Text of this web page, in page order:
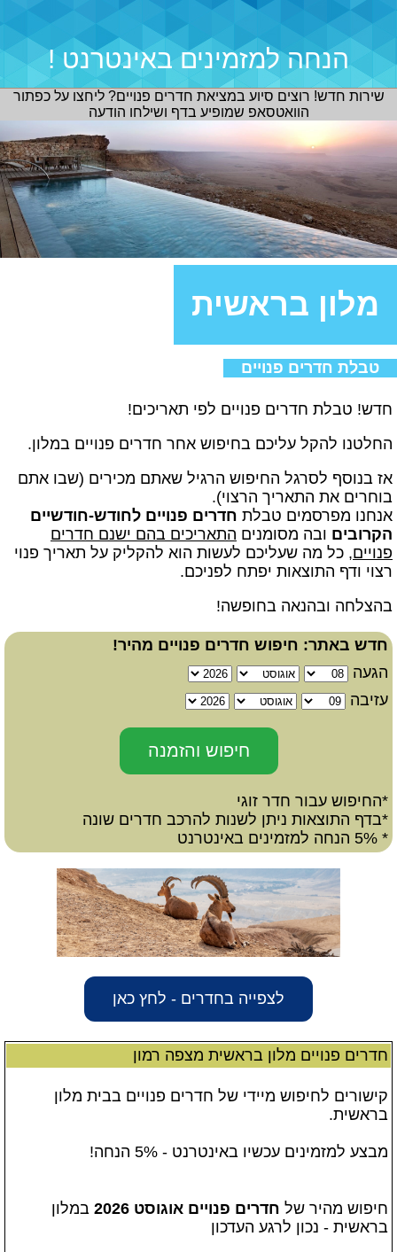
הנחה למזמינים באינטרנט !
שירות חדש! רוצים סיוע במציאת חדרים פנויים? ליחצו על כפתור
הוואטסאפ שמופיע בדף ושילחו הודעה
מלון בראשית
טבלת חדרים פנויים
חדש! טבלת חדרים פנויים לפי תאריכים!
החלטנו להקל עליכם בחיפוש אחר חדרים פנויים במלון.
אז בנוסף לסרגל החיפוש הרגיל שאתם מכירים (שבו אתם
בוחרים את התאריך הרצוי).
אנחנו מפרסמים טבלת חדרים פנויים לחודש-חודשיים
הקרובים ובה מסומנים התאריכים בהם ישנם חדרים
פנויים, כל מה שעליכם לעשות הוא להקליק על תאריך פנוי
רצוי ודף התוצאות יפתח לפניכם.
בהצלחה ובהנאה בחופשה!
חדש באתר: חיפוש חדרים פנויים מהיר!
הגעה
עזיבה
*החיפוש עבור חדר זוגי
*בדף התוצאות ניתן לשנות להרכב חדרים שונה
* 5% הנחה למזמינים באינטרנט
לצפייה בחדרים - לחץ כאן
חדרים פנויים מלון בראשית מצפה רמון
קישורים לחיפוש מיידי של חדרים פנויים בבית מלון
בראשית.
מבצע למזמינים עכשיו באינטרנט - 5% הנחה!
חיפוש מהיר של חדרים פנויים אוגוסט 2026
במלון
בראשית - נכון לרגע העדכון